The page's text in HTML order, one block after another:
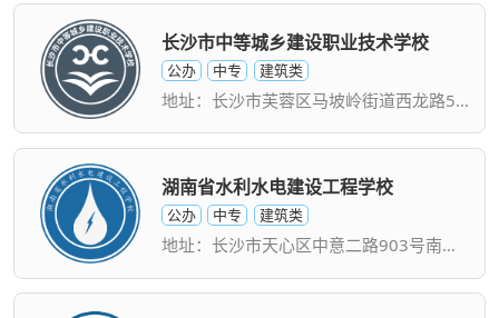
长沙市中等城乡建设职业技术学校
公办 中专 建筑类
地址：长沙市芙蓉区马坡岭街道西龙路500号
湖南省水利水电建设工程学校
公办 中专 建筑类
地址：长沙市天心区中意二路903号南托水电八局基地内